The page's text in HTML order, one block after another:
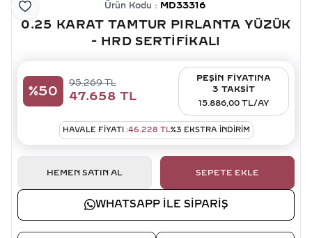
Favoriye Ekle
Ürün Kodu : MD33316
0.25 KARAT TAMTUR PIRLANTA YÜZÜK
- HRD SERTIFIKALI
%50
95.269TL
47.658 TL
PEŞİN FİYATINA
3 TAKSİT
15.886,00 TL/AY
HAVALE FIYATI :46.228 TL%3 EKSTRA İNDİRİM
HEMEN SATIN AL SEPETE EKLE
WHATSAPP ILE SIPARIŞ